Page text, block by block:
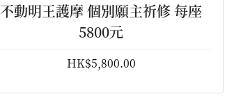
不動明王護摩 個別願主祈修 每座
5800元
HK$5,800.00